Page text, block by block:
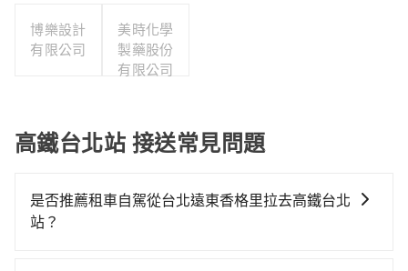
博樂設計
有限公司
美時化學
製藥股份
有限公司
高鐵台北站 接送常見問題
是否推薦租車自駕從台北遠東香格里拉去高鐵台北
站？